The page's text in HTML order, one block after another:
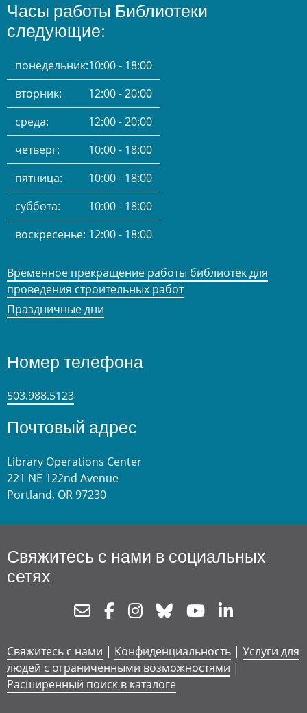
Часы работы Библиотеки
следующие:
понедельник:10:00 - 18:00
вторник:
12:00 - 20:00
среда:
12:00 - 20:00
четверг:
10:00 - 18:00
пятница:
10:00 - 18:00
суббота:
10:00 - 18:00
воскресенье: 12:00 - 18:00
Временное прекращение работы библиотек для
проведения строительных работ
Праздничные дни
Номер телефона
503.988.5123
Почтовый адрес
Library Operations Center
221 NE 122nd Avenue
Portland, OR 97230
Свяжитесь с нами в социальных
сетях
NewsletterFacebookInstagram
Bluesky Youtube
Свяжитесь с нами | Конфиденциальность | Услуги для
людей с ограниченными возможностями |
Расширенный поиск в каталоге